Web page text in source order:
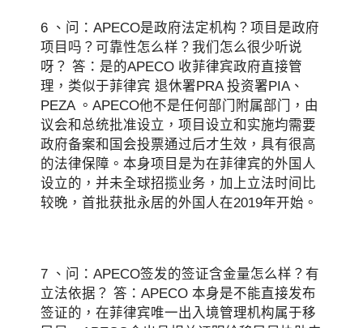
6 、问：APECO是政府法定机构？项目是政府
项目吗？可靠性怎么样？我们怎么很少听说
呀？ 答：是的APECO 收菲律宾政府直接管
理，类似于菲律宾 退休署PRA 投资署PIA、
PEZA 。APECO他不是任何部门附属部门，由
议会和总统批准设立，项目设立和实施均需要
政府备案和国会投票通过后才生效，具有很高
的法律保障。本身项目是为在菲律宾的外国人
设立的，并未全球招揽业务，加上立法时间比
较晚，首批获批永居的外国人在2019年开始。
7 、问：APECO签发的签证含金量怎么样？有
立法依据？ 答：APECO 本身是不能直接发布
签证的，在菲律宾唯一出入境管理机构属于移